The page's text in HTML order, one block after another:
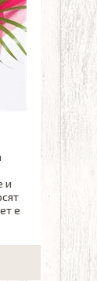
и
е